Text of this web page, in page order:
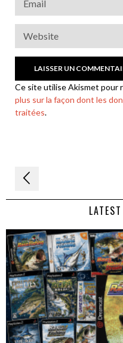
Ce site utilise Akismet pour
plus sur la façon dont les
traitées.
Navigation
de